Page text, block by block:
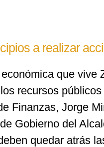
a realizar
que vive
recursos
Finanzas, Jorge
Gobierno del
quedar atrás